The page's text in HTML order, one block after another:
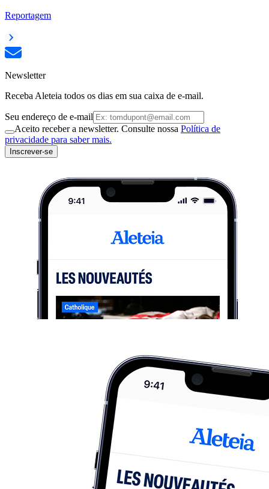
Reportagem
Newsletter
Receba Aleteia todos os dias em sua caixa de e-mail.
Seu endereço de e-mail
Aceito receber a newsletter. Consulte nossa Política de
privacidade para saber mais.
Inscrever-se